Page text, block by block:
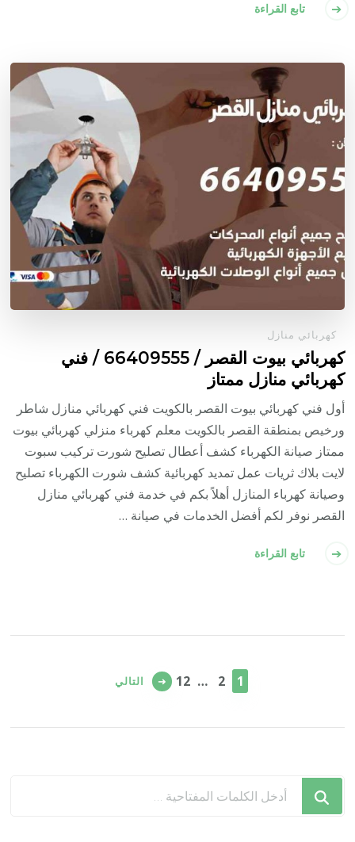
تابع القراءة
كهربائي منازل
كهربائي بيوت القصر / 66409555 / فني
كهربائي منازل ممتاز
أول فني كهربائي بيوت القصر بالكويت فني كهربائي منازل شاطر
ورخيص بمنطقة القصر بالكويت معلم كهرباء منزلي كهربائي بيوت
ممتاز صيانة الكهرباء كشف أعطال تصليح شورت تركيب سبوت
لايت بلاك ثريات عمل تمديد كهربائية كشف شورت الكهرباء تصليح
وصيانة كهرباء المنازل أهلاً بكم في خدمة فني كهربائي منازل
القصر نوفر لكم أفضل الخدمات في صيانة …
تابع القراءة
صفحة
1 صفحة
2
… صفحة
12 التالي
تبحث